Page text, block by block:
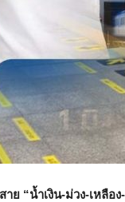
าย “น้ำเงิน-ม่วง-เหลื